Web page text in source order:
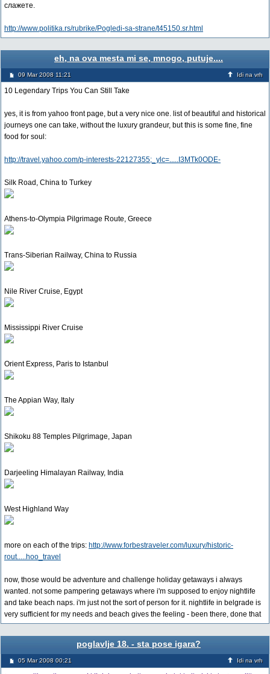
слажете.
http://www.politika.rs/rubrike/Pogledi-sa-strane/t45150.sr.html
eh, na ova mesta mi se, mnogo, putuje....
09 Mar 2008 11:21 Idi na vrh
10 Legendary Trips You Can Still Take
yes, it is from yahoo front page, but a very nice one. list of beautiful and historical
journeys one can take, without the luxury grandeur, but this is some fine, fine
food for soul:
http://travel.yahoo.com/p-interests-22127355;_ylc=.....I3MTk0ODE-
Silk Road, China to Turkey
Athens-to-Olympia Pilgrimage Route, Greece
Trans-Siberian Railway, China to Russia
Nile River Cruise, Egypt
Mississippi River Cruise
Orient Express, Paris to Istanbul
The Appian Way, Italy
Shikoku 88 Temples Pilgrimage, Japan
Darjeeling Himalayan Railway, India
West Highland Way
more on each of the trips: http://www.forbestraveler.com/luxury/historic-
rout.....hoo_travel
now, those would be adventure and challenge holiday getaways i always
wanted. not some pampering getaways where i'm supposed to enjoy nightlife
and take beach naps. i'm just not the sort of person for it. nightlife in belgrade is
very sufficient for my needs and beach gives the feeling - been there, done that
poglavlje 18. - sta pose igara?
05 Mar 2008 00:21 Idi na vrh